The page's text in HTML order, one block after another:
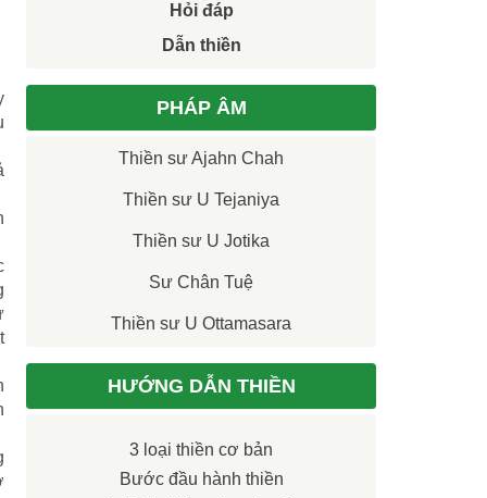
Hỏi đáp
Dẫn thiền
PHÁP ÂM
Thiền sư Ajahn Chah
Thiền sư U Tejaniya
Thiền sư U Jotika
Sư Chân Tuệ
Thiền sư U Ottamasara
HƯỚNG DẪN THIỀN
3 loại thiền cơ bản
Bước đầu hành thiền